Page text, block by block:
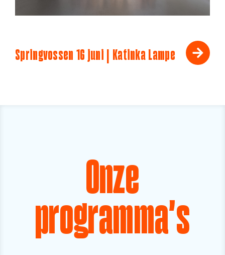
Springvossen 16 juni | Katinka Lampe
Onze
programma's